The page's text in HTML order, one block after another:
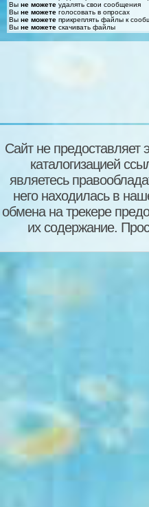
Вы не можете удалять свои сообщения
Вы не можете голосовать в опросах
Вы не можете прикреплять файлы к
Вы не можете скачивать файлы
Сайт не предоставляет
каталогизацией
являетесь
него находилась в
обмена на трекере
их содержание.